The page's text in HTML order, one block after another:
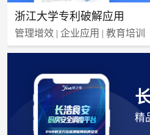
浙江大学专利破解应用
管理增效 | 企业应用 | 教育培训
精